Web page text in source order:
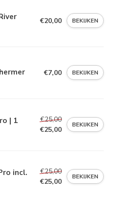
€20,00 BEKIJKEN
€7,00 BEKIJKEN
| 1
€25,00
€25,00
BEKIJKEN
incl.
€25,00
€25,00
BEKIJKEN